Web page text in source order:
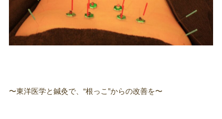
〜東洋医学と鍼灸で、“根っこ”からの改善を〜